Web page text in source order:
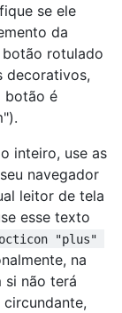
se ele
da
rotulado
decorativos,
botão é
inteiro, use as
navegador
leitor de tela
esse texto
"plus"
na
si não terá
circundante,